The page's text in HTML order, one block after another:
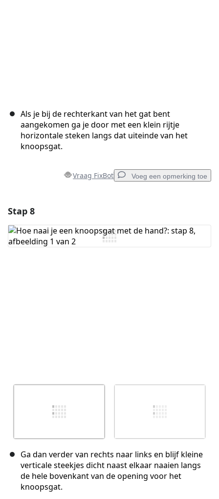
Als je bij de rechterkant van het gat bent
aangekomen ga je door met een klein rijtje
horizontale steken langs dat uiteinde van het
knoopsgat.
Vraag FixBot Voeg een opmerking toe
Voeg opmerking toe
Stap 8
Ga dan verder van rechts naar links en blijf kleine
verticale steekjes dicht naast elkaar naaien langs
de hele bovenkant van de opening voor het
knoopsgat.